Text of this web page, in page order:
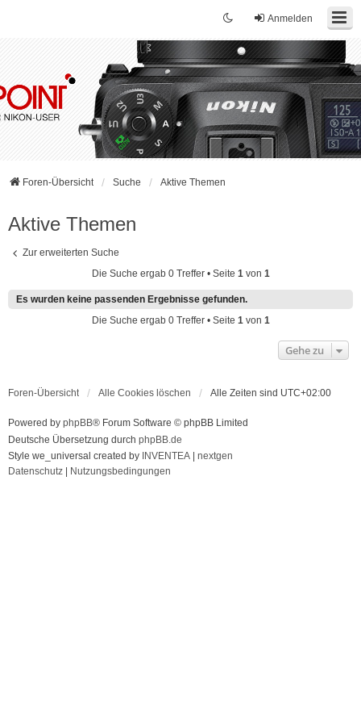
Anmelden
Foren-Übersicht Suche Aktive Themen
Aktive Themen
Zur erweiterten Suche
Die Suche ergab 0 Treffer • Seite 1von 1
Es wurden keine passenden Ergebnisse gefunden.
Die Suche ergab 0 Treffer • Seite 1von 1
Gehe zu
Foren-Übersicht Alle Cookies löschen Alle Zeiten sind UTC+02:00
Powered by phpBB® Forum Software © phpBB Limited
Deutsche Übersetzung durch phpBB.de
Style we_universal created by INVENTEA
nextgen
Datenschutz
Nutzungsbedingungen